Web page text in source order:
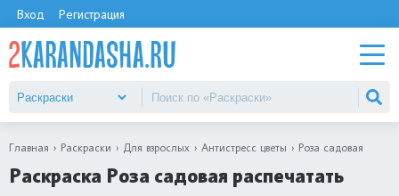
Вход Регистрация
Главная Раскраски Для взрослых Антистресс цветы Роза садовая
Раскраска Роза садовая распечатать